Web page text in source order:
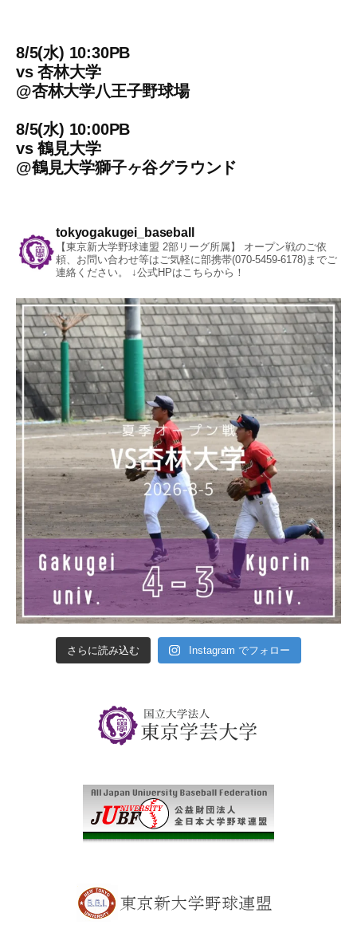
8/5(水) 10:30PB
vs杏林大学
@杏林大学八王子野球場
8/5(水) 10:00PB
vs鶴見大学
@鶴見大学獅子ヶ谷グラウンド
tokyogakugei_baseball
【東京新大学野球連盟 2部リーグ所属】
オープン戦のご依
頼、お問い合わせ等はご気軽に部携帯(070-5459-6178)までご
連絡ください。
↓公式HPはこちらから！
さらに読み込む Instagram でフォロー